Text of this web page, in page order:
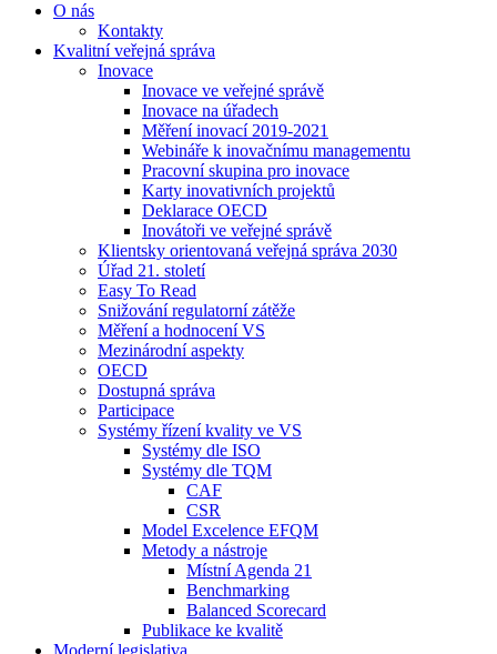
O nás
Kontakty
Kvalitní veřejná správa
Inovace
Inovace ve veřejné správě
Inovace na úřadech
Měření inovací 2019-2021
Webináře k inovačnímu managementu
Pracovní skupina pro inovace
Karty inovativních projektů
Deklarace OECD
Inovátoři ve veřejné správě
Klientsky orientovaná veřejná správa 2030
Úřad 21. století
Easy To Read
Snižování regulatorní zátěže
Měření a hodnocení VS
Mezinárodní aspekty
OECD
Dostupná správa
Participace
Systémy řízení kvality ve VS
Systémy dle ISO
Systémy dle TQM
CAF
CSR
Model Excelence EFQM
Metody a nástroje
Místní Agenda 21
Benchmarking
Balanced Scorecard
Publikace ke kvalitě
Moderní legislativa